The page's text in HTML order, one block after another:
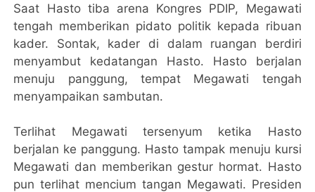
Saat Hasto tiba arena Kongres PDIP, Megawati
tengah memberikan pidato politik kepada ribuan
kader. Sontak, kader di dalam ruangan berdiri
menyambut kedatangan Hasto. Hasto berjalan
menuju panggung, tempat Megawati tengah
menyampaikan sambutan.
Terlihat Megawati tersenyum ketika Hasto
berjalan ke panggung. Hasto tampak menuju kursi
Megawati dan memberikan gestur hormat. Hasto
pun terlihat mencium tangan Megawati. Presiden